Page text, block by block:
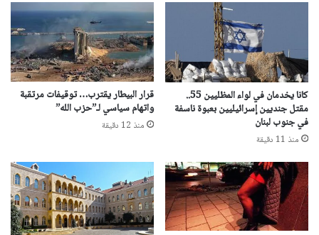
كانا يخدمان في لواء المظليين 55..
مقتل جنديين إسرائيليين بعبوة ناسفة
في جنوب لبنان
منذ 11 دقيقة
قرار البيطار يقترب… توقيفات مرتقبة
واتهام سياسي لـ”حزب الله”
منذ 12 دقيقة